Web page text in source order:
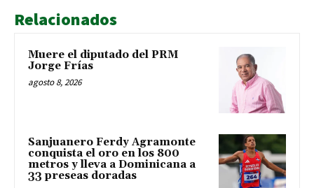
Relacionados
Muere el diputado del PRM
Jorge Frías
agosto 8, 2026
Sanjuanero Ferdy Agramonte
conquista el oro en los 800
metros y lleva a Dominicana a
33 preseas doradas